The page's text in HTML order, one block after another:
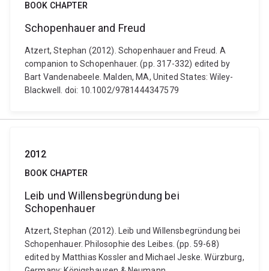
BOOK CHAPTER
Schopenhauer and Freud
Atzert, Stephan (2012). Schopenhauer and Freud. A
companion to Schopenhauer. (pp. 317-332) edited by
Bart Vandenabeele. Malden, MA, United States: Wiley-
Blackwell. doi: 10.1002/9781444347579
2012
BOOK CHAPTER
Leib und Willensbegrϋndung bei
Schopenhauer
Atzert, Stephan (2012). Leib und Willensbegrϋndung bei
Schopenhauer. Philosophie des Leibes. (pp. 59-68)
edited by Matthias Kossler and Michael Jeske. Würzburg,